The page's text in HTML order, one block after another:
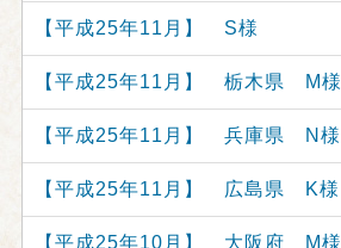
【平成25年11月】 S様
【平成25年11月】 栃木県 M様
【平成25年11月】 兵庫県 N様
【平成25年11月】 広島県 K様
【平成25年10月】 大阪府 M様